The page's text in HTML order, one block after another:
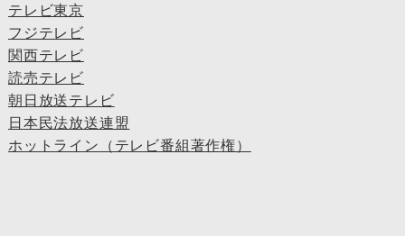
テレビ東京
フジテレビ
関西テレビ
読売テレビ
朝日放送テレビ
日本民法放送連盟
ホットライン（テレビ番組著作権）